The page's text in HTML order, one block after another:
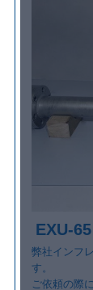
EXU-
弊社インフ
す。
ご依頼の際